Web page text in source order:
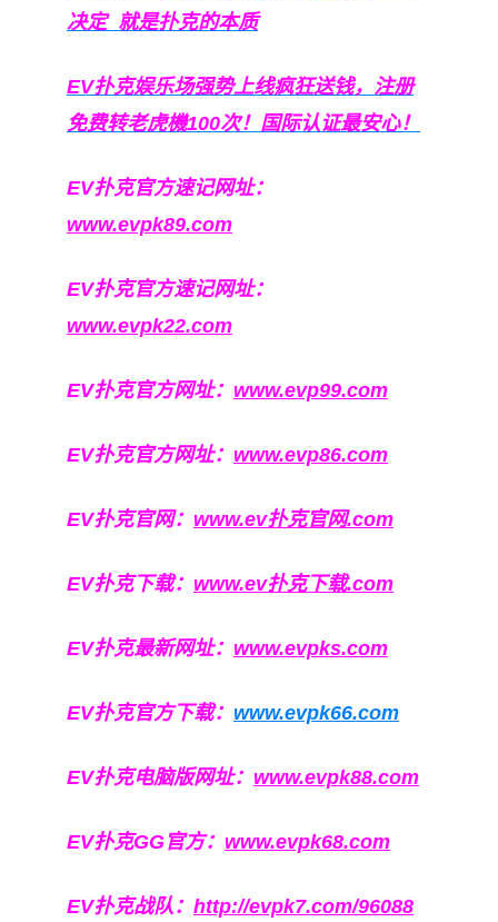
决定 就是扑克的本质
EV扑克娱乐场强势上线疯狂送钱，注册
免费转老虎機100次！国际认证最安心！
EV扑克官方速记网址：
www.evpk89.com
EV扑克官方速记网址：
www.evpk22.com
EV扑克官方网址： www.evp99.com
EV扑克官方网址： www.evp86.com
EV扑克官网： www.ev扑克官网.com
EV扑克下载： www.ev扑克下载.com
EV扑克最新网址： www.evpks.com
EV扑克官方下载： www.evpk66.com
EV扑克电脑版网址： www.evpk88.com
EV扑克GG官方： www.evpk68.com
EV扑克战队： http://evpk7.com/96088